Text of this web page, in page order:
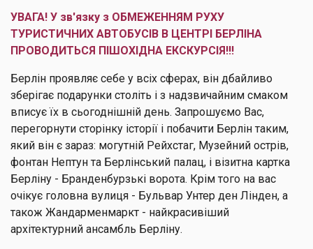
УВАГА! У зв'язку з ОБМЕЖЕННЯМ РУХУ
ТУРИСТИЧНИХ АВТОБУСІВ В ЦЕНТРІ БЕРЛІНА
ПРОВОДИТЬСЯ ПІШОХІДНА ЕКСКУРСІЯ!!!
Берлін проявляє себе у всіх сферах, він дбайливо
зберігає подарунки століть і з надзвичайним смаком
вписує їх в сьогоднішній день. Запрошуємо Вас,
перегорнути сторінку історії і побачити Берлін таким,
який він є зараз: могутній Рейхстаг, Музейний острів,
фонтан Нептун та Берлінський палац, і візитна картка
Берліну - Бранденбурзькі ворота. Крім того на вас
очікує головна вулиця - Бульвар Унтер ден Лінден, а
також Жандарменмаркт - найкрасивіший
архітектурний ансамбль Берліну.